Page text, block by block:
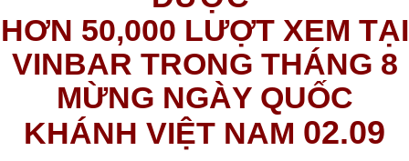
HƠN 50,000 LƯỢT XEM TẠI
VINBAR TRONG THÁNG 8
MỪNG NGÀY QUỐC
KHÁNH VIỆT NAM 02.09